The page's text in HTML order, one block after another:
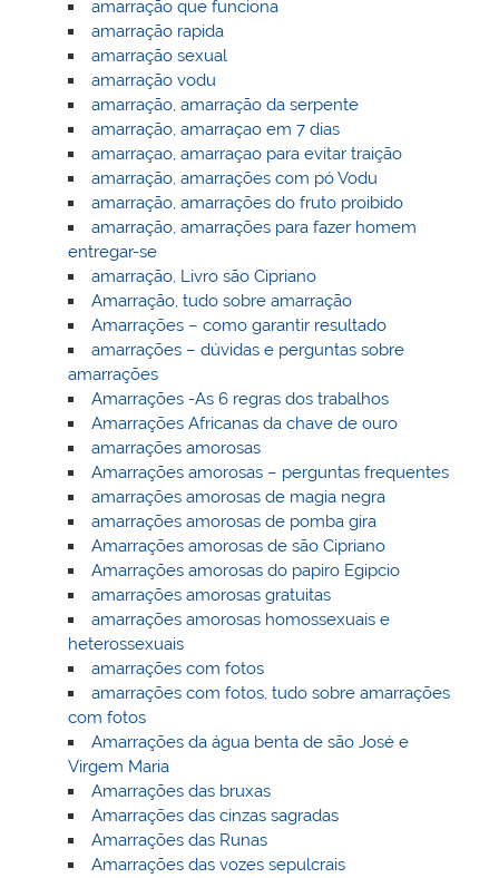
amarração que funciona
amarração rapida
amarração sexual
amarração vodu
amarração, amarração da serpente
amarração, amarraçao em 7 dias
amarraçao, amarraçao para evitar traição
amarração, amarrações com pó Vodu
amarração, amarrações do fruto proibido
amarração, amarrações para fazer homem
entregar-se
amarração, Livro são Cipriano
Amarração, tudo sobre amarração
Amarrações – como garantir resultado
amarrações – dúvidas e perguntas sobre
amarrações
Amarrações -As 6 regras dos trabalhos
Amarrações Africanas da chave de ouro
amarrações amorosas
Amarrações amorosas – perguntas frequentes
amarrações amorosas de magia negra
amarrações amorosas de pomba gira
Amarrações amorosas de são Cipriano
Amarrações amorosas do papiro Egipcio
amarrações amorosas gratuitas
amarrações amorosas homossexuais e
heterossexuais
amarrações com fotos
amarrações com fotos, tudo sobre amarrações
com fotos
Amarrações da água benta de são José e
Virgem Maria
Amarrações das bruxas
Amarrações das cinzas sagradas
Amarrações das Runas
Amarrações das vozes sepulcrais